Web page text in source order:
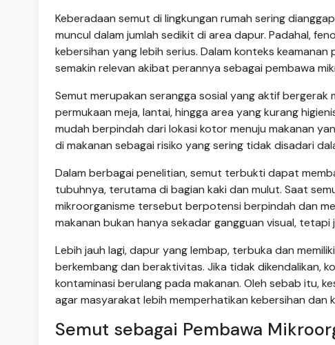
Keberadaan semut di lingkungan rumah sering
muncul dalam jumlah sedikit di area dapur. Padahal,
kebersihan yang lebih serius. Dalam konteks
semakin relevan akibat perannya sebagai pembawa
Semut merupakan serangga sosial yang aktif
permukaan meja, lantai, hingga area yang kurang
mudah berpindah dari lokasi kotor menuju makanan
di makanan sebagai risiko yang sering tidak disadari
Dalam berbagai penelitian, semut terbukti dapat
tubuhnya, terutama di bagian kaki dan mulut. Saat
mikroorganisme tersebut berpotensi berpindah dan
makanan bukan hanya sekadar gangguan visual,
Lebih jauh lagi, dapur yang lembap, terbuka dan
berkembang dan beraktivitas. Jika tidak dikendalikan,
kontaminasi berulang pada makanan. Oleh sebab itu,
agar masyarakat lebih memperhatikan kebersihan dan
Semut sebagai Pembawa